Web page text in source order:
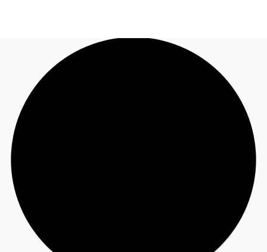
オフィス・事務所
倉庫・物流センター
お電話